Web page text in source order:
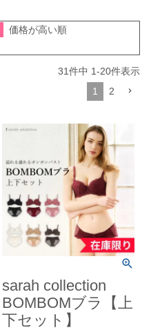
価格が高い順
31件中 1-20件表示
1
2
sarah collection
BOMBOMブラ【上
下セット】